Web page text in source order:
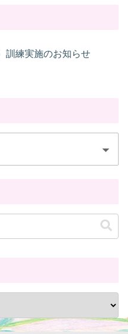
訓練実施のお知らせ